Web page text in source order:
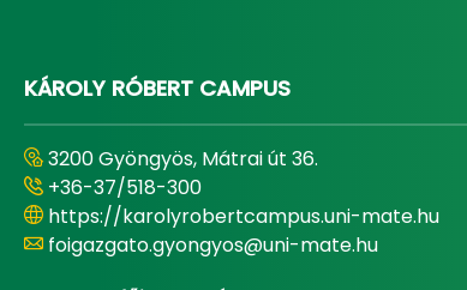
KÁROLY RÓBERT CAMPUS
3200 Gyöngyös, Mátrai út 36.
+36-37/518-300
https://karolyrobertcampus.uni-mate.hu
foigazgato.gyongyos@uni-mate.hu